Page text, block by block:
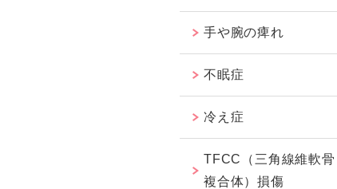
手や腕の痺れ
不眠症
冷え症
TFCC（三角線維軟骨
複合体）損傷